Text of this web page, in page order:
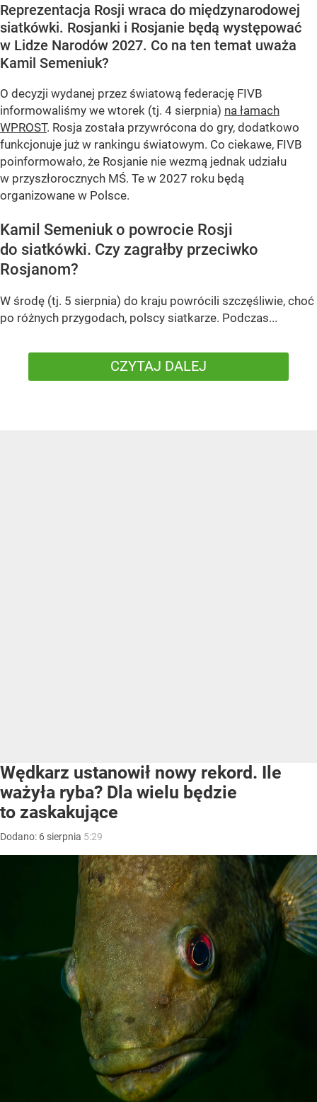
Reprezentacja Rosji wraca do międzynarodowej
siatkówki. Rosjanki i Rosjanie będą występować
w Lidze Narodów 2027. Co na ten temat uważa
Kamil Semeniuk?
O decyzji wydanej przez światową federację FIVB
informowaliśmy we wtorek (tj. 4 sierpnia) na łamach
WPROST. Rosja została przywrócona do gry, dodatkowo
funkcjonuje już w rankingu światowym. Co ciekawe, FIVB
poinformowało, że Rosjanie nie wezmą jednak udziału
w przyszłorocznych MŚ. Te w 2027 roku będą
organizowane w Polsce.
Kamil Semeniuk o powrocie Rosji
do siatkówki. Czy zagrałby przeciwko
Rosjanom?
W środę (tj. 5 sierpnia) do kraju powrócili szczęśliwie, choć
po różnych przygodach, polscy siatkarze. Podczas...
CZYTAJ DALEJ
Wędkarz ustanowił nowy rekord. Ile
ważyła ryba? Dla wielu będzie
to zaskakujące
Dodano: 6 sierpnia 5:29